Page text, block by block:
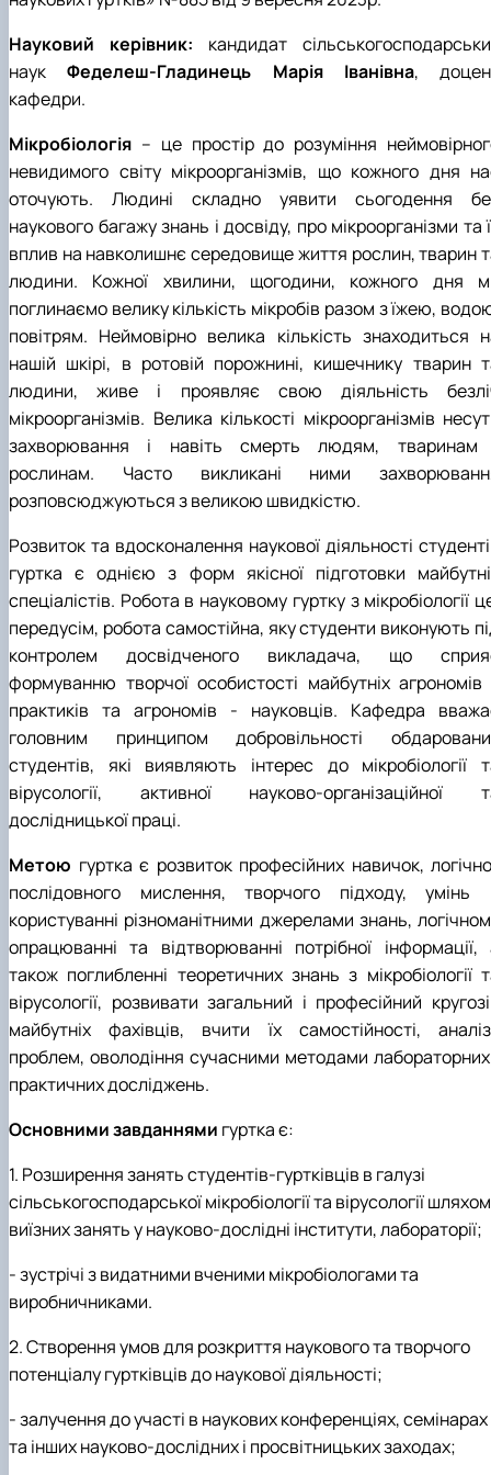
Науковий керівник: кандидат
наукФеделеш-Гладинець Марія Іванівна,
кафедри.
Мікробіологія – це простір до розуміння
невидимого світу мікроорганізмів, що кожного дня
оточують. Людині складно уявити сьогодення
наукового багажу знань і досвіду, про мікроорганізми та
вплив на навколишнє середовище життя рослин, тварин
людини. Кожної хвилини, щогодини, кожного дня
поглинаємо велику кількість мікробів разом з їжею,
повітрям. Неймовірно велика кількість знаходиться
нашій шкірі, в ротовій порожнині, кишечнику тварин
людини, живе і проявляє свою діяльність
мікроорганізмів. Велика кількості мікроорганізмів
захворювання і навіть смерть людям, тваринам
рослинам. Часто викликані ними
розповсюджуються з великою швидкістю.
Розвиток та вдосконалення наукової діяльності
гуртка є однією з форм якісної підготовки
спеціалістів. Робота в науковому гуртку з мікробіології
передусім, робота самостійна, яку студенти виконують
контролем досвідченого викладача, що
формуванню творчої особистості майбутніх
практиків та агрономів - науковців. Кафедра
головним принципом добровільності
студентів, які виявляють інтерес до мікробіології
вірусології, активної науково-організаційної
дослідницької праці.
Метою гуртка є розвиток професійних навичок,
послідовного мислення, творчого підходу, умінь
користуванні різноманітними джерелами знань,
опрацюванні та відтворюванні потрібної інформації,
також поглибленні теоретичних знань з мікробіології
вірусології, розвивати загальний і професійний
майбутніх фахівців, вчити їх самостійності,
проблем, оволодіння сучасними методами лабораторних
практичних досліджень.
Основними завданнями гуртка є:
1. Розширення занять студентів-гуртківців в галузі
сільськогосподарської мікробіології та вірусології шляхом
виїзних занять у науково-дослідні інститути, лабораторії;
- зустрічі з видатними вченими мікробіологами та
виробничниками.
2. Створення умов для розкриття наукового та творчого
потенціалу гуртківців до наукової діяльності;
- залучення до участі в наукових конференціях, семінарах
та інших науково-дослідних і просвітницьких заходах;